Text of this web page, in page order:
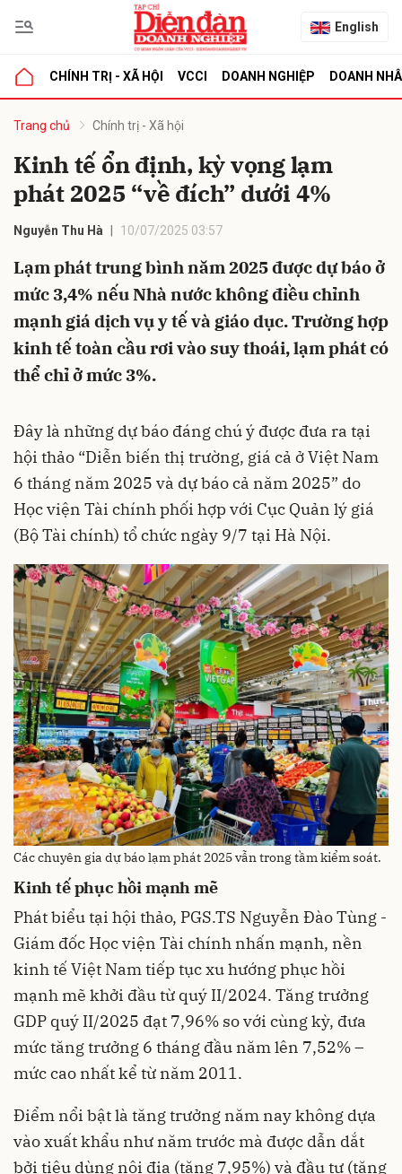
English
CHÍNH TRỊ - XÃ HỘI VCCI DOANH NGHIỆP DOANH
Trang chủ Chính trị - Xã hội
Kinh tế ổn định, kỳ vọng lạm
phát 2025 “về đích” dưới 4%
Nguyễn Thu Hà 10/07/2025 03:57
Lạm phát trung bình năm 2025 được dự báo ở
mức 3,4% nếu Nhà nước không điều chỉnh
mạnh giá dịch vụ y tế và giáo dục. Trường hợp
kinh tế toàn cầu rơi vào suy thoái, lạm phát có
thể chỉ ở mức 3%.
Đây là những dự báo đáng chú ý được đưa ra tại
hội thảo “Diễn biến thị trường, giá cả ở Việt Nam
6 tháng năm 2025 và dự báo cả năm 2025” do
Học viện Tài chính phối hợp với Cục Quản lý giá
(Bộ Tài chính) tổ chức ngày 9/7 tại Hà Nội.
Các chuyên gia dự báo lạm phát 2025 vẫn trong tầm kiểm soát.
Kinh tế phục hồi mạnh mẽ
Phát biểu tại hội thảo, PGS.TS Nguyễn Đào Tùng -
Giám đốc Học viện Tài chính nhấn mạnh, nền
kinh tế Việt Nam tiếp tục xu hướng phục hồi
mạnh mẽ khởi đầu từ quý II/2024. Tăng trưởng
GDP quý II/2025 đạt 7,96% so với cùng kỳ, đưa
mức tăng trưởng 6 tháng đầu năm lên 7,52% –
mức cao nhất kể từ năm 2011.
Điểm nổi bật là tăng trưởng năm nay không dựa
vào xuất khẩu như năm trước mà được dẫn dắt
bởi tiêu dùng nội địa (tăng 7,95%) và đầu tư (tăng
luận
Hủy